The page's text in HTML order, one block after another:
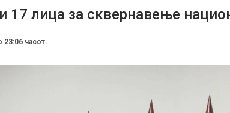
17 лица за сквернавење
23:06 часот.